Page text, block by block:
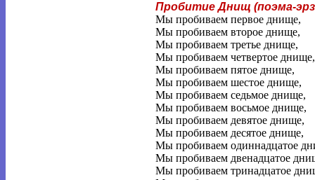
Пробитие Днищ (поэма-
Мы пробиваем первое днище,
Мы пробиваем второе днище,
Мы пробиваем третье днище,
Мы пробиваем четвертое днище,
Мы пробиваем пятое днище,
Мы пробиваем шестое днище,
Мы пробиваем седьмое днище,
Мы пробиваем восьмое днище,
Мы пробиваем девятое днище,
Мы пробиваем десятое днище,
Мы пробиваем одиннадцатое
Мы пробиваем двенадцатое
Мы пробиваем тринадцатое